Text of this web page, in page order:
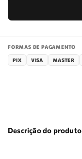
FORMAS DE PAGAMENTO
PIX VISA MASTER
Descrição do produto